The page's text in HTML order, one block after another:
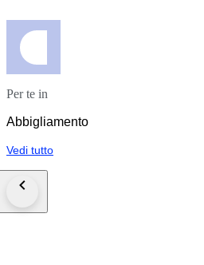
Per te in
Abbigliamento
Vedi tutto